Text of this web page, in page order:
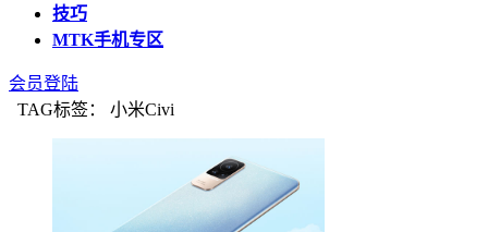
技巧
MTK手机专区
会员登陆
TAG标签： 小米Civi